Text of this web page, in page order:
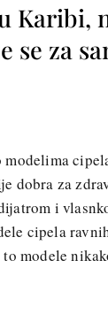
Karibi,
se za
modelima
dobra za
i
cipela
modele